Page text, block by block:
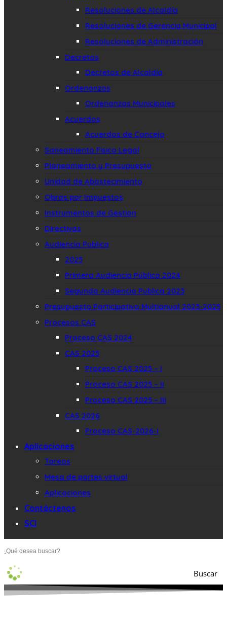
Resoluciones de Alcaldía
Resoluciones de Gerencia Municipal
Resoluciones de Administración
Decretos
Decretos de Alcaldía
Ordenanzas
Ordenanzas Municipales
Acuerdos
Acuerdos de Concejo
Saneamiento Fisico Legal
Planeamiento y Presupuesto
Unidad de Abastecimiento
Obras por Impuestos
Instrumentos de Gestion
Directivas
Audiencia Publica
2025
Primera Audiencia Pública 2024
Segunda Audiencia Publica 2023
Presupuesto Participativo Multianual 2023-2025
Procesos CAS
Proceso CAS 2024
CAS 2025
Proceso CAS 2025 – I
Proceso CAS 2025 – II
Proceso CAS 2025 – III
CAS 2026
Proceso CAS-2026-I
Aplicaciones
Tareos
Mesa de partes virtual
Aplicaciones
Contáctenos
SCI
Buscar